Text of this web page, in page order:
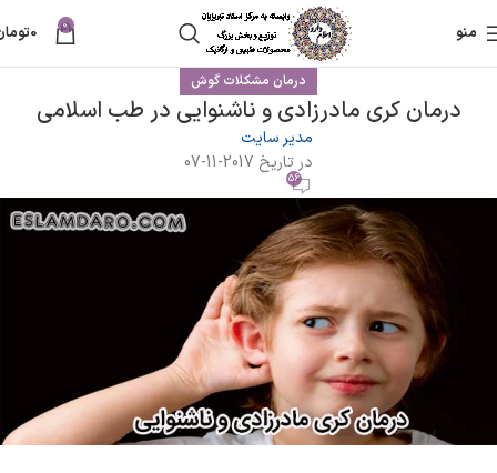
منو 0
0
درمان مشکلات گوش
درمان کری مادرزادی و ناشنوایی در طب اسلامی
مدیر سایت
در تاریخ 2017-11-07
56